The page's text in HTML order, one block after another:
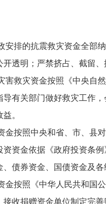
安排的抗震救灾资金全部
开透明；严禁挤占、截留
害救灾资金按照《中央自
有关部门做好救灾工作
。
金按照中央和省、市、县
资资金依据《政府投资条
、债券资金、国债资金及
金按照《中华人民共和国
收捐赠资金单位制定完